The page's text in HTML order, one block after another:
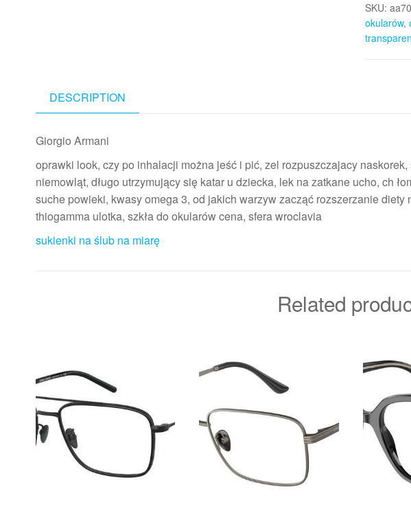
SKU:
okularów,
DESCRIPTION
Giorgio Armani
oprawki look, czy po inhalacji można jeść i pić, zel rozpuszczajacy
niemowląt, długo utrzymujący się katar u dziecka, lek na zatkane ucho, ch
suche powieki, kwasy omega 3, od jakich warzyw zacząć rozszerzanie
thiogamma ulotka, szkła do okularów cena, sfera wroclavia
sukienki na ślub na miarę
Related